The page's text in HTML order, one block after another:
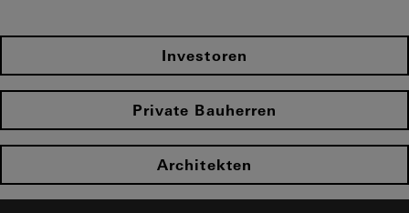
Investoren
Private Bauherren
Architekten